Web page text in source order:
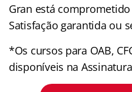
Gran está
Satisfação garantida ou
*Os cursos para OAB,
disponíveis na